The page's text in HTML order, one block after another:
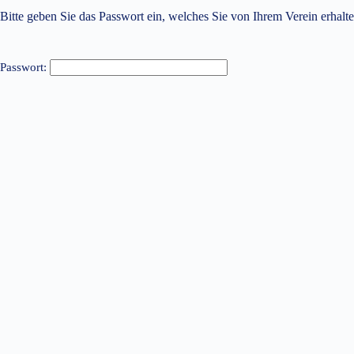
Bitte geben Sie das Passwort ein, welches Sie von Ihrem Verein
Passwort: